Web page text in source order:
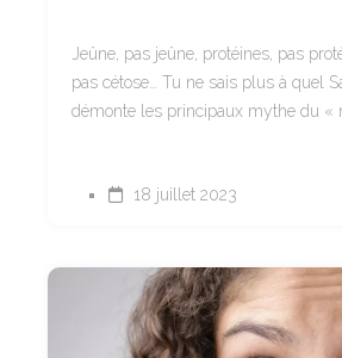
Jeûne, pas jeûne, protéines, pas
pas cétose… Tu ne sais plus à quel
démonte les principaux mythe du «
18 juillet 2023